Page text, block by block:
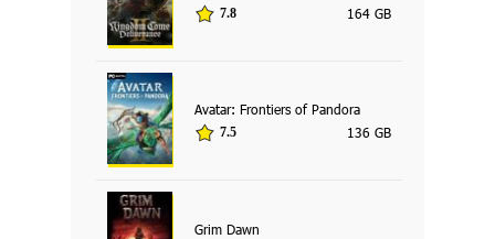
7.8 164 GB
Avatar: Frontiers of Pandora
7.5 136 GB
Grim Dawn